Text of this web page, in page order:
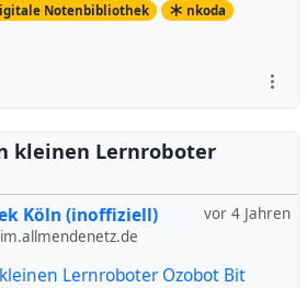
Notenbibliothek
nkoda
kleinen Lernroboter
vor 4 Jahren
Köln (inoffiziell)
Lernroboter Ozobot Bit